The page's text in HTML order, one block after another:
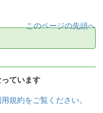
このページの先頭へ
ています
規約をご覧ください。